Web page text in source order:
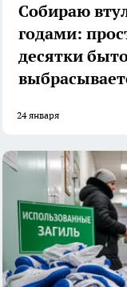
Собираю
годами:
десятки
24 января